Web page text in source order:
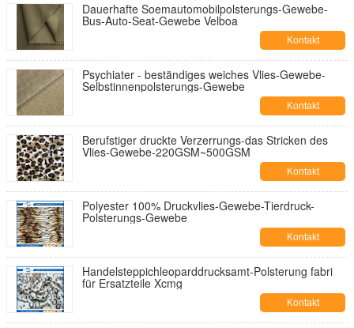
Dauerhafte Soemautomobilpolsterungs-Gewebe-
Bus-Auto-Seat-Gewebe Velboa
Kontakt
Psychiater - beständiges weiches Vlies-Gewebe-
Selbstinnenpolsterungs-Gewebe
Kontakt
Berufstiger druckte Verzerrungs-das Stricken des
Vlies-Gewebe-220GSM~500GSM
Kontakt
Polyester 100% Druckvlies-Gewebe-Tierdruck-
Polsterungs-Gewebe
Kontakt
Handelsteppichleoparddrucksamt-Polsterung fabri
für Ersatzteile Xcmg
Kontakt